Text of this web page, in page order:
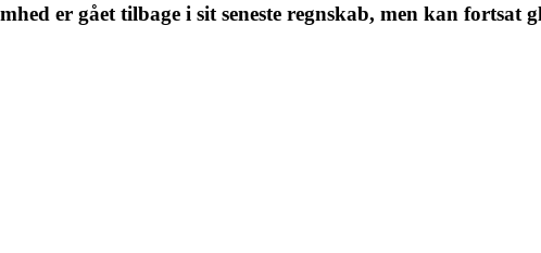
er gået tilbage i sit seneste regnskab, men kan